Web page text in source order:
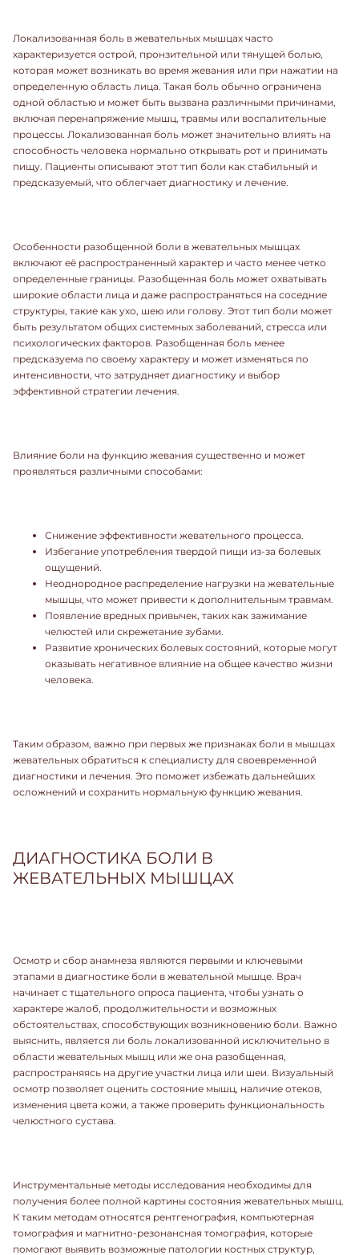
Локализованная боль в жевательных мышцах часто
характеризуется острой, пронзительной или тянущей болью,
которая может возникать во время жевания или при нажатии на
определенную область лица. Такая боль обычно ограничена
одной областью и может быть вызвана различными причинами,
включая перенапряжение мышц, травмы или воспалительные
процессы. Локализованная боль может значительно влиять на
способность человека нормально открывать рот и принимать
пищу. Пациенты описывают этот тип боли как стабильный и
предсказуемый, что облегчает диагностику и лечение.
Особенности разобщенной боли в жевательных мышцах
включают её распространенный характер и часто менее четко
определенные границы. Разобщенная боль может охватывать
широкие области лица и даже распространяться на соседние
структуры, такие как ухо, шею или голову. Этот тип боли может
быть результатом общих системных заболеваний, стресса или
психологических факторов. Разобщенная боль менее
предсказуема по своему характеру и может изменяться по
интенсивности, что затрудняет диагностику и выбор
эффективной стратегии лечения.
Влияние боли на функцию жевания существенно и может
проявляться различными способами:
Снижение эффективности жевательного процесса.
Избегание употребления твердой пищи из-за болевых
ощущений.
Неоднородное распределение нагрузки на жевательные
мышцы, что может привести к дополнительным травмам.
Появление вредных привычек, таких как зажимание
челюстей или скрежетание зубами.
Развитие хронических болевых состояний, которые могут
оказывать негативное влияние на общее качество жизни
человека.
Таким образом, важно при первых же признаках боли в мышцах
жевательных обратиться к специалисту для своевременной
диагностики и лечения. Это поможет избежать дальнейших
осложнений и сохранить нормальную функцию жевания.
ДИАГНОСТИКА БОЛИ В
ЖЕВАТЕЛЬНЫХ МЫШЦАХ
Осмотр и сбор анамнеза являются первыми и ключевыми
этапами в диагностике боли в жевательной мышце. Врач
начинает с тщательного опроса пациента, чтобы узнать о
характере жалоб, продолжительности и возможных
обстоятельствах, способствующих возникновению боли. Важно
выяснить, является ли боль локализованной исключительно в
области жевательных мышц или же она разобщенная,
распространяясь на другие участки лица или шеи. Визуальный
осмотр позволяет оценить состояние мышц, наличие отеков,
изменения цвета кожи, а также проверить функциональность
челюстного сустава.
Инструментальные методы исследования необходимы для
получения более полной картины состояния жевательных мышц.
К таким методам относятся рентгенография, компьютерная
томография и магнитно-резонансная томография, которые
помогают выявить возможные патологии костных структур,